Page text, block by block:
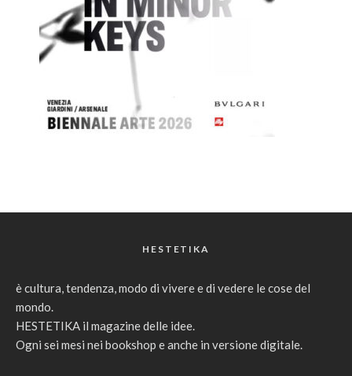
HESTETIKA
è cultura, tendenza, modo di vivere e di vedere le cose del
mondo.
HESTETIKA il magazine delle idee.
Ogni sei mesi nei bookshop e anche in versione digitale.